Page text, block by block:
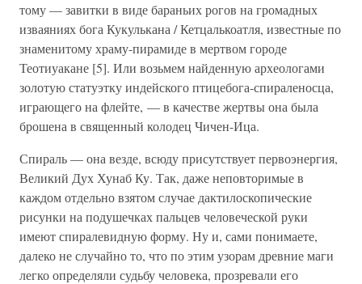
тому — завитки в виде бараньих рогов на громадных
изваяниях бога Кукулькана / Кетцалькоатля, известные по
знаменитому храму-пирамиде в мертвом городе
Теотиуакане [5]. Или возьмем найденную археологами
золотую статуэтку индейского птицебога-спираленосца,
играющего на флейте, — в качестве жертвы она была
брошена в священный колодец Чичен-Ица.
Спираль — она везде, всюду присутствует первоэнергия,
Великий Дух Хунаб Ку. Так, даже неповторимые в
каждом отдельно взятом случае дактилоскопические
рисунки на подушечках пальцев человеческой руки
имеют спиралевидную форму. Ну и, сами понимаете,
далеко не случайно то, что по этим узорам древние маги
легко определяли судьбу человека, прозревали его